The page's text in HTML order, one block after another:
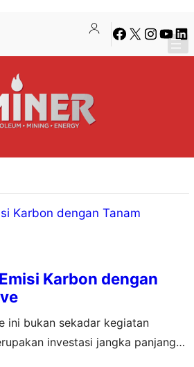
Facebook
X Instagram
Karbon dengan
ini bukan sekadar kegiatan
investasi jangka panjang